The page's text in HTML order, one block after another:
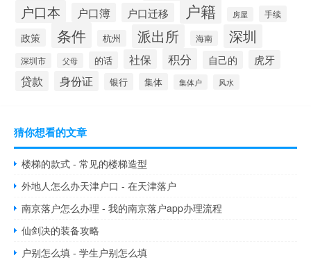
户口本 户口簿 户口迁移 户籍 房屋 手续
政策 条件 杭州 派出所 海南 深圳
深圳市 父母 的话 社保 积分 自己的 虎牙
贷款 身份证 银行 集体 集体户 风水
猜你想看的文章
楼梯的款式 - 常见的楼梯造型
外地人怎么办天津户口 - 在天津落户
南京落户怎么办理 - 我的南京落户app办理流程
仙剑决的装备攻略
户别怎么填 - 学生户别怎么填